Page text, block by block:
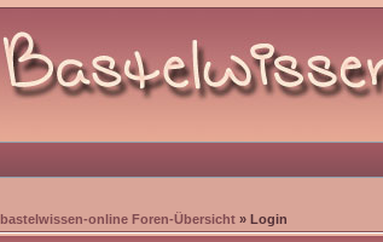
bastelwissen-online Foren-Übersicht » Login